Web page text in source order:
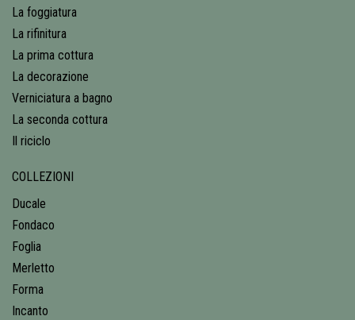
La foggiatura
La rifinitura
La prima cottura
La decorazione
Verniciatura a bagno
La seconda cottura
Il riciclo
COLLEZIONI
Ducale
Fondaco
Foglia
Merletto
Forma
Incanto